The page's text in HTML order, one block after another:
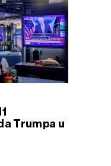
Trumpa u